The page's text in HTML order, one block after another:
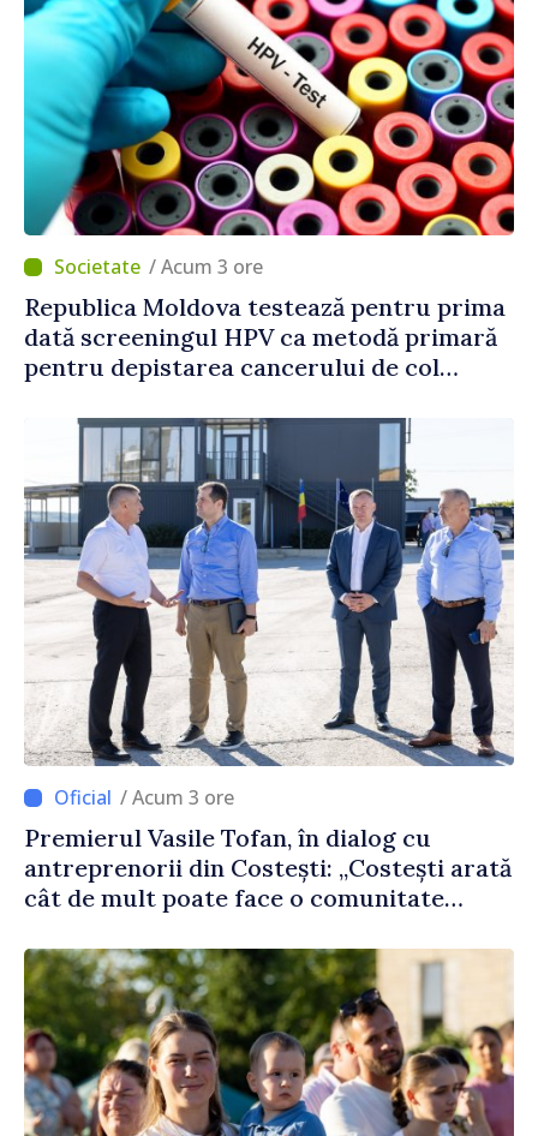
/ Acum 3 ore
Republica Moldova testează pentru prima
dată screeningul HPV ca metodă primară
pentru depistarea cancerului de col
/ Acum 3 ore
Premierul Vasile Tofan, în dialog cu
antreprenorii din Costești: „Costești arată
cât de mult poate face o comunitate
spirit antreprenorial”